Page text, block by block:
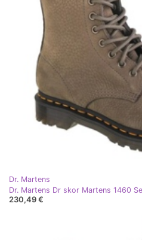
Dr. Martens
Dr. Martens Dr skor Martens 1460
230,49 €